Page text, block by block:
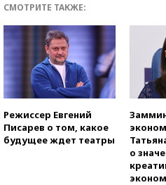
СМОТРИТЕ ТАКЖЕ:
Режиссер Евгений
Писарев о том, какое
будущее ждет театры
о